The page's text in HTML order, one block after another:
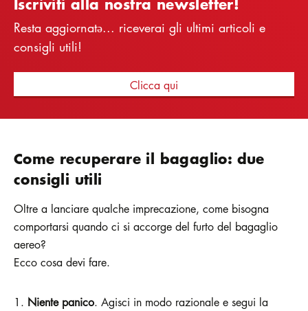
Resta aggiornatə... riceverai gli ultimi articoli e
consigli utili!
Clicca qui
Come recuperare il bagaglio: due
consigli utili
Oltre a lanciare qualche imprecazione, come bisogna
comportarsi quando ci si accorge del furto del bagaglio
aereo?
Ecco cosa devi fare.
Niente panico. Agisci in modo razionale e segui la